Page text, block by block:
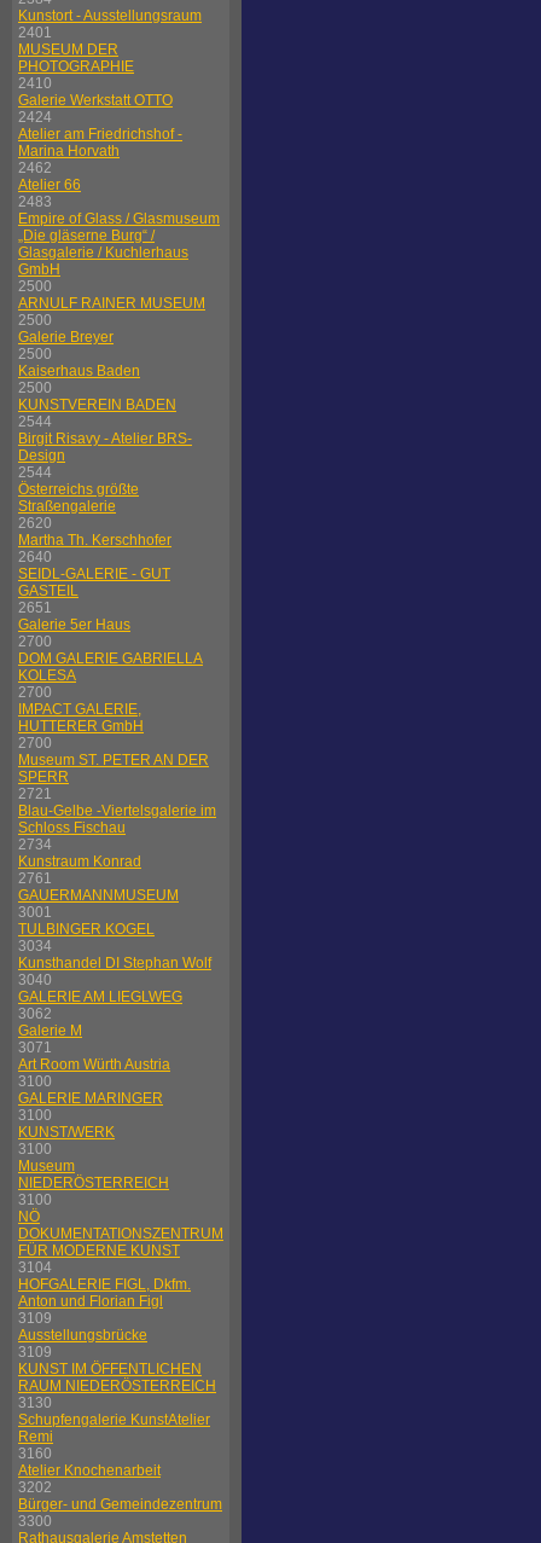
Kunstort - Ausstellungsraum
2401
MUSEUM DER
PHOTOGRAPHIE
2410
Galerie Werkstatt OTTO
2424
Atelier am Friedrichshof -
Marina Horvath
2462
Atelier 66
2483
Empire of Glass / Glasmuseum
„Die gläserne Burg“ /
Glasgalerie / Kuchlerhaus
GmbH
2500
ARNULF RAINER MUSEUM
2500
Galerie Breyer
2500
Kaiserhaus Baden
2500
KUNSTVEREIN BADEN
2544
Birgit Risavy - Atelier BRS-
Design
2544
Österreichs größte
Straßengalerie
2620
Martha Th. Kerschhofer
2640
SEIDL-GALERIE - GUT
GASTEIL
2651
Galerie 5er Haus
2700
DOM GALERIE GABRIELLA
KOLESA
2700
IMPACT GALERIE,
HUTTERER GmbH
2700
Museum ST. PETER AN DER
SPERR
2721
Blau-Gelbe -Viertelsgalerie im
Schloss Fischau
2734
Kunstraum Konrad
2761
GAUERMANNMUSEUM
3001
TULBINGER KOGEL
3034
Kunsthandel DI Stephan Wolf
3040
GALERIE AM LIEGLWEG
3062
Galerie M
3071
Art Room Würth Austria
3100
GALERIE MARINGER
3100
KUNST/WERK
3100
Museum
NIEDERÖSTERREICH
3100
NÖ
DOKUMENTATIONSZENTRUM
FÜR MODERNE KUNST
3104
HOFGALERIE FIGL, Dkfm.
Anton und Florian Figl
3109
Ausstellungsbrücke
3109
KUNST IM ÖFFENTLICHEN
RAUM NIEDERÖSTERREICH
3130
Schupfengalerie KunstAtelier
Remi
3160
Atelier Knochenarbeit
3202
Bürger- und Gemeindezentrum
3300
Rathausgalerie Amstetten